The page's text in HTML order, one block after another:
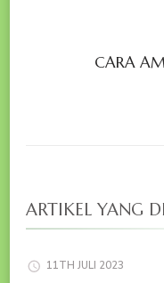
CARA
ARTIKEL YANG
11TH JULI 2023